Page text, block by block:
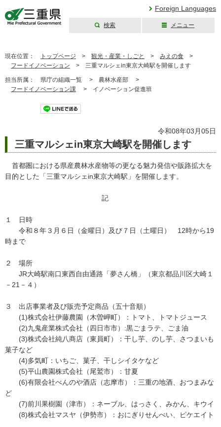
Foreign Languages
検索 メニュー
現在位置： トップページ > 観光・産業・しごと > みえの食 >
フードイノベーション > 三重マルシェin東京大崎駅を開催します
担当所属： 県庁の組織一覧 > 農林水産部 >
フードイノベーション課 > イノベーション促進班
令和08年03月05日
三重マルシェin東京大崎駅を開催します
首都圏における県産農林水産物等の更なる魅力発信や販路拡大を
目的とした「三重マルシェin東京大崎駅」を開催します。
記
１ 日時
令和８年３月６日（金曜日）及び７日（土曜日） 12時から19
時まで
２ 場所
JR大崎駅南口東西自由通路「夢さん橋」（東京都品川区大崎１
－21－４）
３ 出店事業者及び販売予定商品（五十音順）
(1)株式会社伊藤農園（木曽岬町）：トマト、トマトジュース
(2)九鬼産業株式会社（四日市市）:黒ごまラテ、ごま油
(3)株式会社純八商店（東員町）：干し芋、のし芋、さつまいも
菓子など
(4)多気町：いちご、菓子、干しシイタケなど
(5)平山農園株式会社（尾鷲市）：甘夏
(6)有限会社べんのや酒店（志摩市）：三重の地酒、おつまみな
ど
(7)前川果樹園（津市）：ネーブル、はっさく、みかん、キウイ
(8)株式会社マスヤ（伊勢市）：おにぎりせんべい、ピケエイト